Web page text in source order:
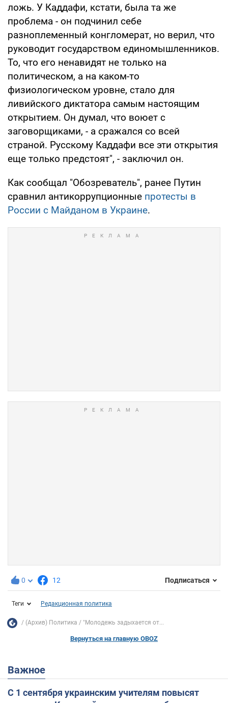
ложь. У Каддафи, кстати, была та же
проблема - он подчинил себе
разноплеменный конгломерат, но верил, что
руководит государством единомышленников.
То, что его ненавидят не только на
политическом, а на каком-то
физиологическом уровне, стало для
ливийского диктатора самым настоящим
открытием. Он думал, что воюет с
заговорщиками, - а сражался со всей
страной. Русскому Каддафи все эти открытия
еще только предстоят", - заключил он.
Как сообщал "Обозреватель", ранее Путин
сравнил антикоррупционные протесты в
России с Майданом в Украине.
0 12 Подписаться
Теги Редакционная политика
(Архив) Политика "Молодежь задыхается от...
Вернуться на главную OBOZ
Важное
С 1 сентября украинским учителям повысят